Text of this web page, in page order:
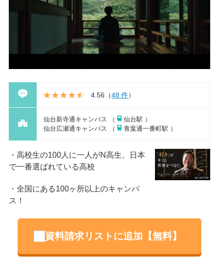
4.56 （48 件）
仙台新寺通キャンパス （
仙台駅 ）
仙台広瀬通キャンパス （
青葉通一番町駅 ）
高校生の100人に一人がN高生、日本
で一番選ばれている高校
全国にある100ヶ所以上のキャンパ
ス！
資料請求リストに追加【無料】